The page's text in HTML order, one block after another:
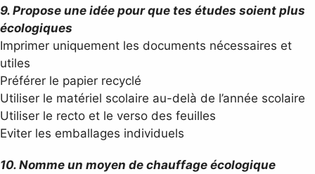
9. Propose une idée pour que tes études soient plus
écologiques
Imprimer uniquement les documents nécessaires et
utiles
Préférer le papier recyclé
Utiliser le matériel scolaire au-delà de l’année scolaire
Utiliser le recto et le verso des feuilles
Eviter les emballages individuels
10. Nomme un moyen de chauffage écologique